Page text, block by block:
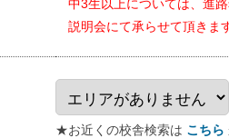
中3生以上については、進
説明会にて承らせて頂きま
★お近くの校舎検索は こちら